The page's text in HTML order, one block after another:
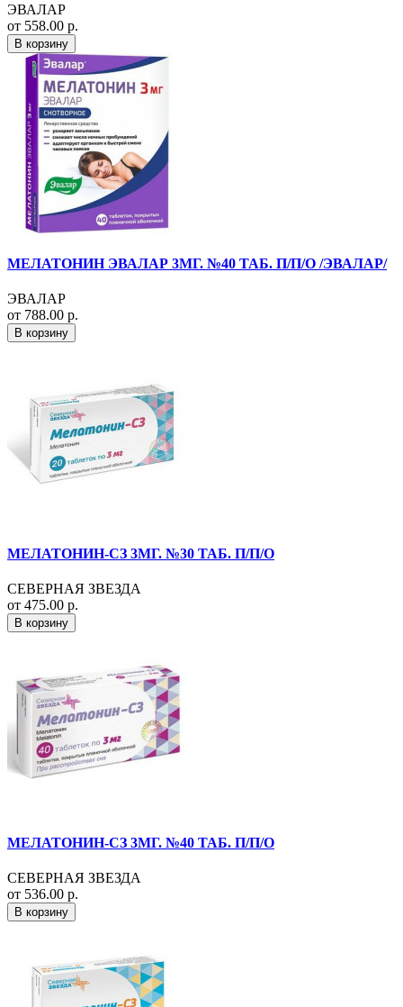
ЭВАЛАР
от 558.00 р.
В корзину
МЕЛАТОНИН ЭВАЛАР 3МГ. №40 ТАБ. П/П/О /ЭВАЛАР/
ЭВАЛАР
от 788.00 р.
В корзину
МЕЛАТОНИН-СЗ 3МГ. №30 ТАБ. П/П/О
СЕВЕРНАЯ ЗВЕЗДА
от 475.00 р.
В корзину
МЕЛАТОНИН-СЗ 3МГ. №40 ТАБ. П/П/О
СЕВЕРНАЯ ЗВЕЗДА
от 536.00 р.
В корзину